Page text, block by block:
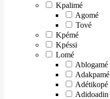
Kpalimé
Agomé
Tové
Kpémé
Kpéssi
Lomé
Ablogamé
Adakpamé
Adétikopé
Adidoadin